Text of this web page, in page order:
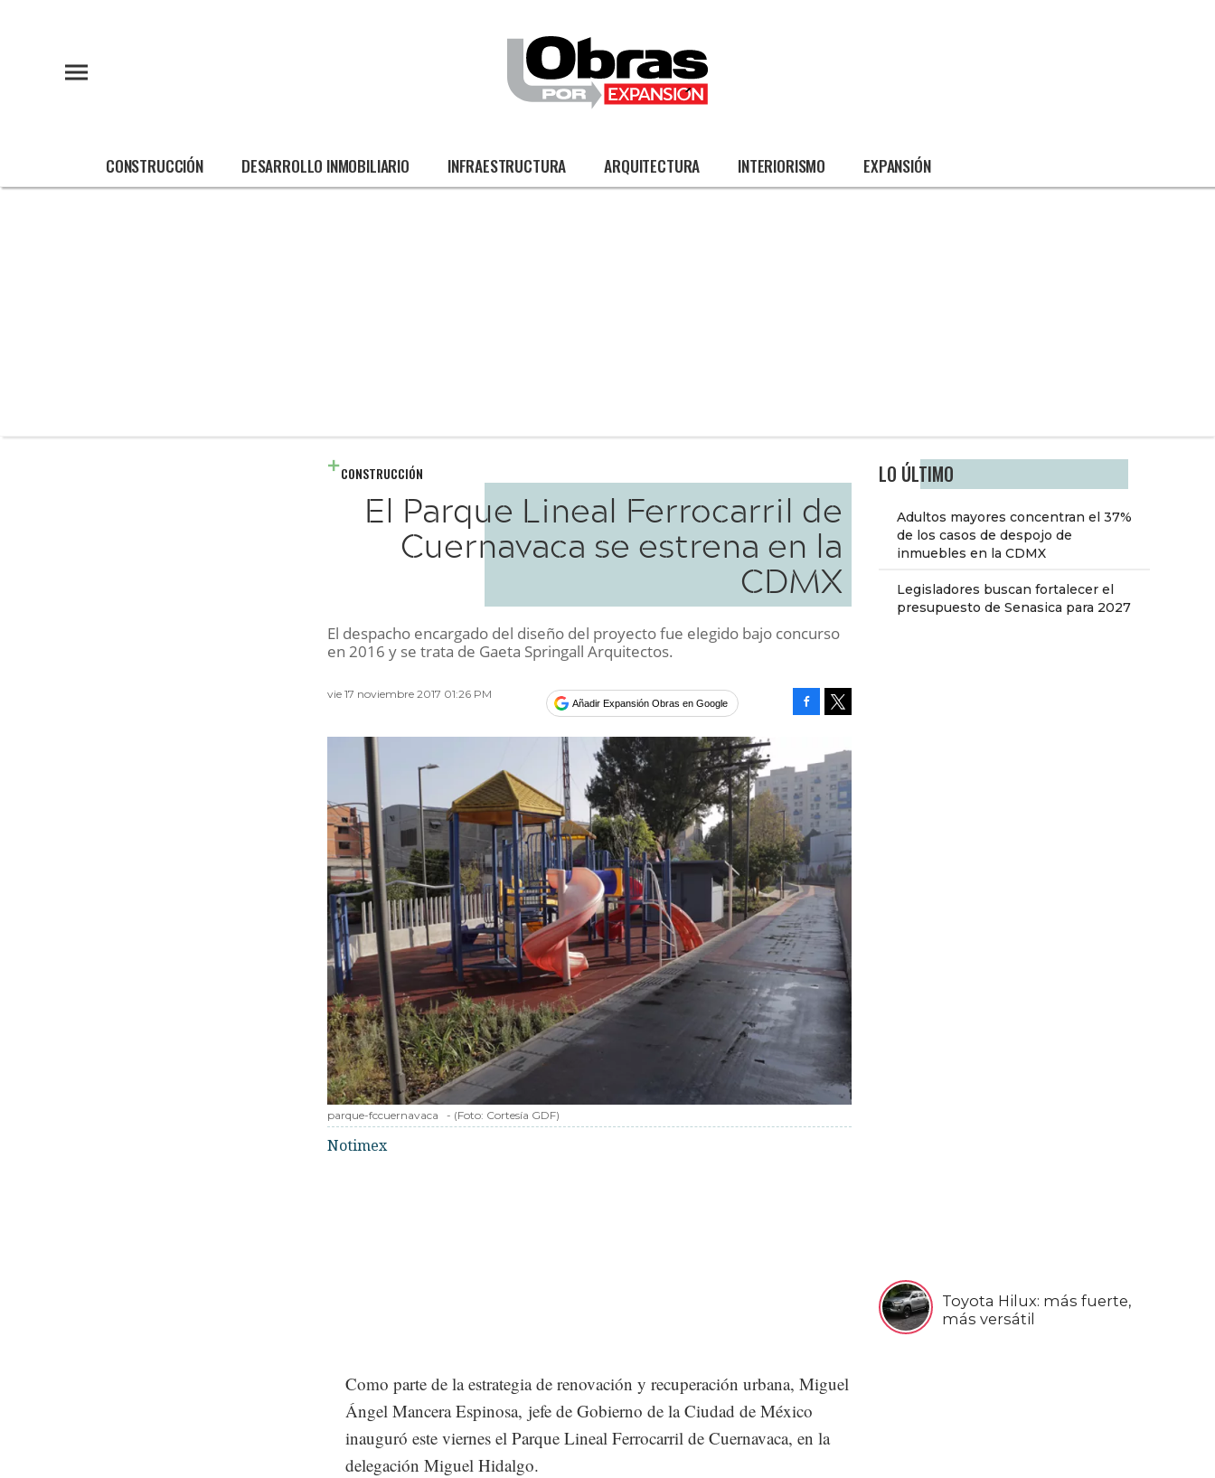
CONSTRUCCIÓN DESARROLLO INMOBILIARIO INFRAESTRUCTURA ARQUITECTURA INTERIORISMO EXPANSIÓN
LO ÚLTIMO
Adultos mayores concentran el 37%
de los casos de despojo de
inmuebles en la CDMX
Legisladores buscan fortalecer el
presupuesto de Senasica para 2027
Toyota Hilux: más fuerte,
más versátil
CONSTRUCCIÓN
El Parque Lineal Ferrocarril de
Cuernavaca se estrena en la
CDMX
El despacho encargado del diseño del proyecto fue elegido bajo concurso
en 2016 y se trata de Gaeta Springall Arquitectos.
vie 17 noviembre 2017 01:26 PM
Añadir Expansión Obras en Google
parque-fccuernavaca - (Foto: Cortesía GDF)
Notimex
Como parte de la estrategia de renovación y recuperación urbana, Miguel
Ángel Mancera Espinosa, jefe de Gobierno de la Ciudad de México
inauguró este viernes el Parque Lineal Ferrocarril de Cuernavaca, en la
delegación Miguel Hidalgo.